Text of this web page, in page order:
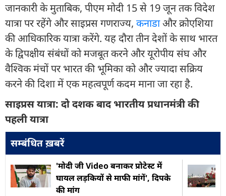
जानकारी के मुताबिक, पीएम मोदी 15 से 19 जून तक विदेश
यात्रा पर रहेंगे और साइप्रस गणराज्य, कनाडाऔर क्रोएशिया
की आधिकारिक यात्रा करेंगे. यह दौरा तीन देशों के साथ भारत
के द्विपक्षीय संबंधों को मजबूत करने और यूरोपीय संघ और
वैश्विक मंचों पर भारत की भूमिका को और ज्यादा सक्रिय
करने की दिशा में एक महत्वपूर्ण कदम माना जा रहा है.
साइप्रस यात्रा: दो दशक बाद भारतीय प्रधानमंत्री की
पहली यात्रा
सम्बंधित ख़बरें
'मोदी जी Video बनाकर प्रोटेस्ट में
घायल लड़कियों से माफी मांगें', दिपके
की मांग